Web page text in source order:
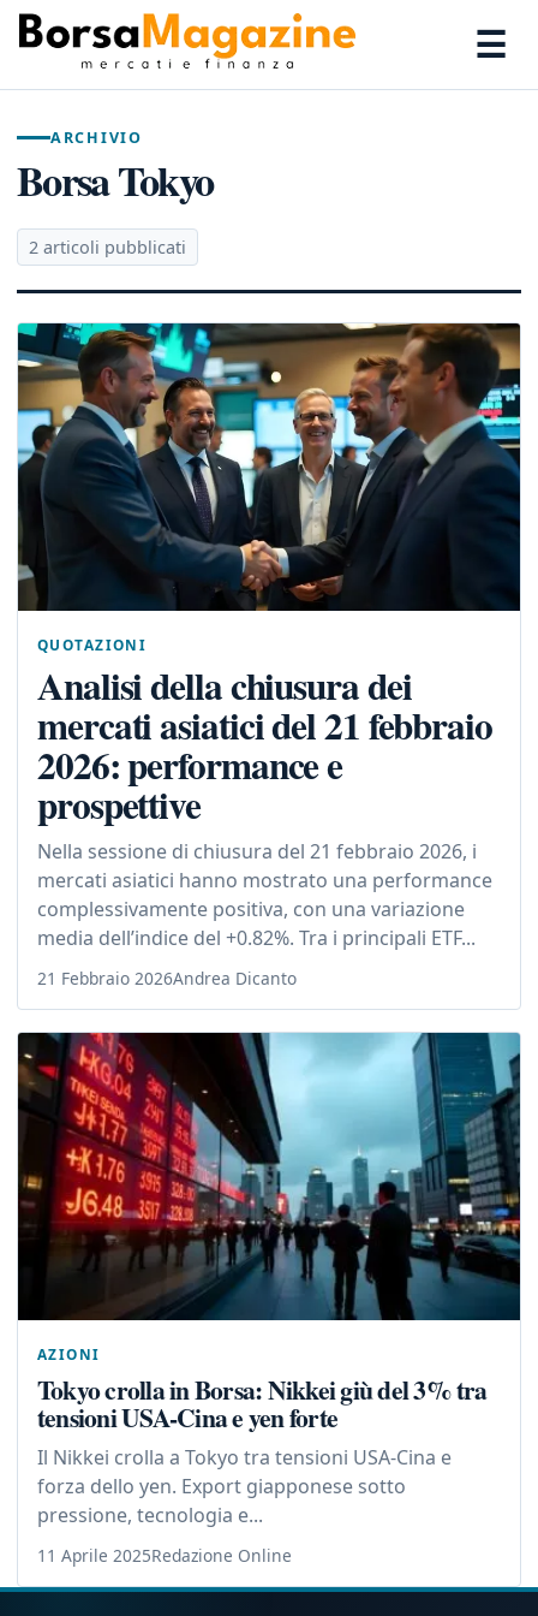
☰
ARCHIVIO
Borsa Tokyo
2 articoli pubblicati
QUOTAZIONI
Analisi della chiusura dei
mercati asiatici del 21 febbraio
2026: performance e
prospettive
Nella sessione di chiusura del 21 febbraio 2026, i
mercati asiatici hanno mostrato una performance
complessivamente positiva, con una variazione
media dell’indice del +0.82%. Tra i principali ETF...
21 Febbraio 2026Andrea Dicanto
AZIONI
Tokyo crolla in Borsa: Nikkei giù del 3% tra
tensioni USA-Cina e yen forte
Il Nikkei crolla a Tokyo tra tensioni USA-Cina e
forza dello yen. Export giapponese sotto
pressione, tecnologia e...
11 Aprile 2025Redazione Online